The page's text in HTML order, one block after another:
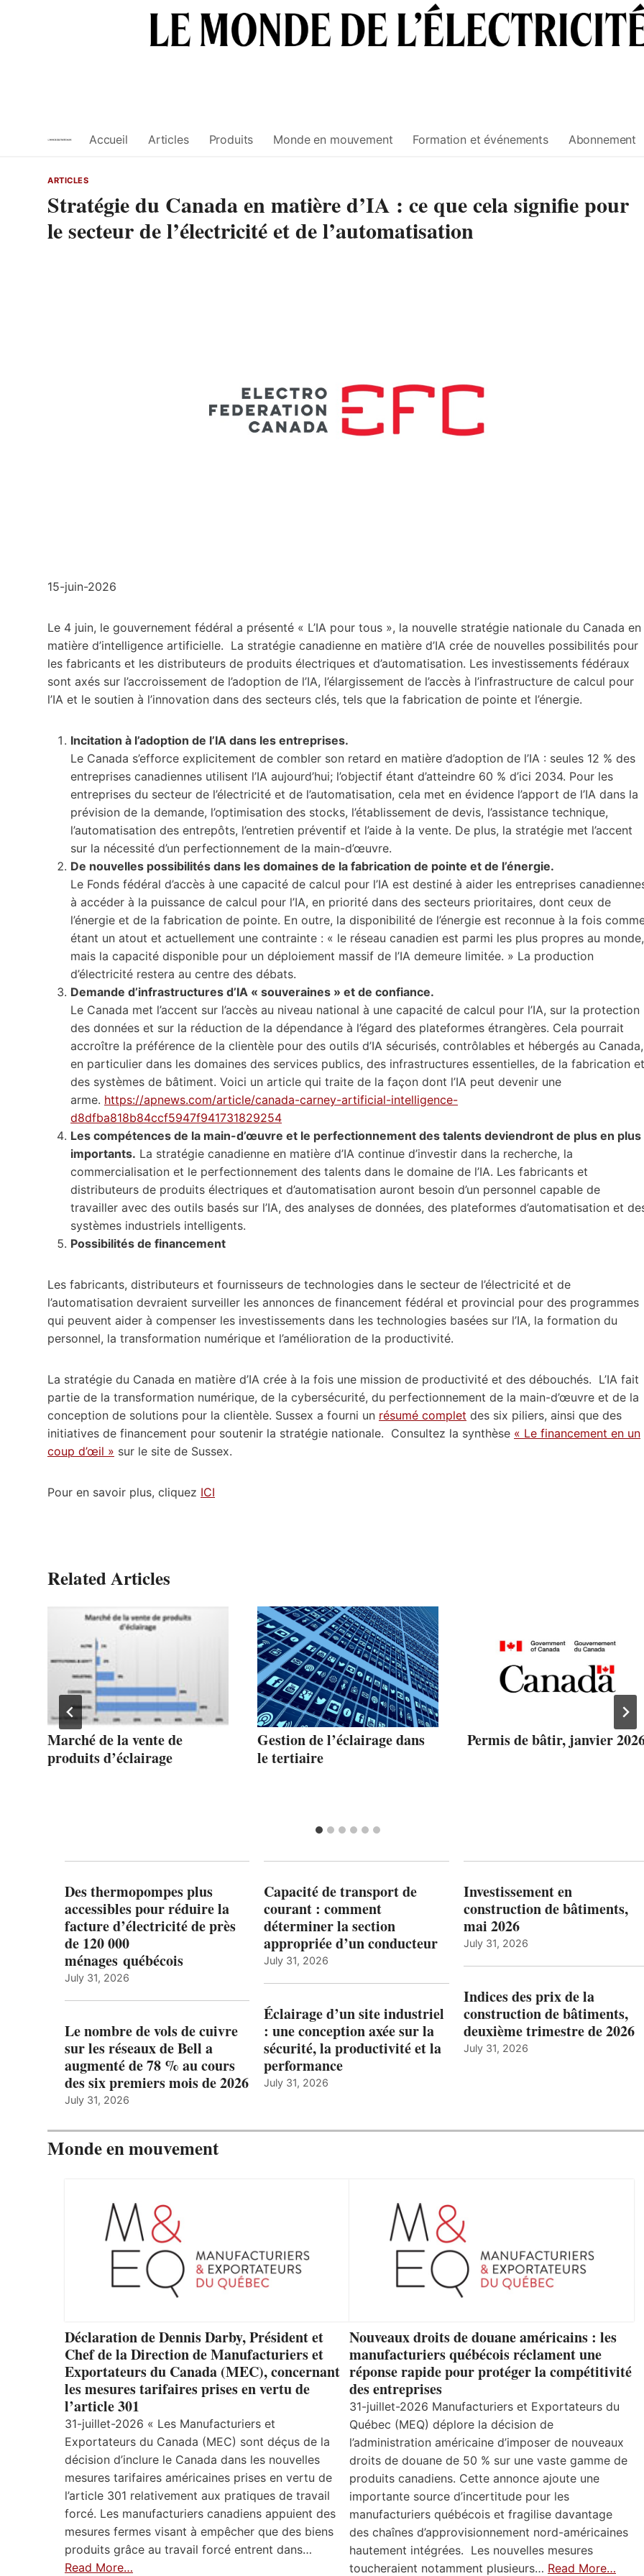
Accueil Articles Produits Monde en mouvement Formation et événements Abonnement
ARTICLES
Stratégie du Canada en matière d’IA : ce que cela signifie pour
le secteur de l’électricité et de l’automatisation
15-juin-2026
Le 4 juin, le gouvernement fédéral a présenté « L’IA pour tous », la nouvelle stratégie nationale du Canada en
matière d’intelligence artificielle. La stratégie canadienne en matière d’IA crée de nouvelles possibilités pour
les fabricants et les distributeurs de produits électriques et d’automatisation. Les investissements fédéraux
sont axés sur l’accroissement de l’adoption de l’IA, l’élargissement de l’accès à l’infrastructure de calcul pour
l’IA et le soutien à l’innovation dans des secteurs clés, tels que la fabrication de pointe et l’énergie.
Incitation à l’adoption de l’IA dans les entreprises.
Le Canada s’efforce explicitement de combler son retard en matière d’adoption de l’IA : seules 12 % des
entreprises canadiennes utilisent l’IA aujourd’hui; l’objectif étant d’atteindre 60 % d’ici 2034. Pour les
entreprises du secteur de l’électricité et de l’automatisation, cela met en évidence l’apport de l’IA dans la
prévision de la demande, l’optimisation des stocks, l’établissement de devis, l’assistance technique,
l’automatisation des entrepôts, l’entretien préventif et l’aide à la vente. De plus, la stratégie met l’accent
sur la nécessité d’un perfectionnement de la main-d’œuvre.
De nouvelles possibilités dans les domaines de la fabrication de pointe et de l’énergie.
Le Fonds fédéral d’accès à une capacité de calcul pour l’IA est destiné à aider les entreprises
à accéder à la puissance de calcul pour l’IA, en priorité dans des secteurs prioritaires, dont ceux de
l’énergie et de la fabrication de pointe. En outre, la disponibilité de l’énergie est reconnue à la fois
étant un atout et actuellement une contrainte : « le réseau canadien est parmi les plus propres au monde,
mais la capacité disponible pour un déploiement massif de l’IA demeure limitée. » La production
d’électricité restera au centre des débats.
Demande d’infrastructures d’IA « souveraines » et de confiance.
Le Canada met l’accent sur l’accès au niveau national à une capacité de calcul pour l’IA, sur la protection
des données et sur la réduction de la dépendance à l’égard des plateformes étrangères. Cela pourrait
accroître la préférence de la clientèle pour des outils d’IA sécurisés, contrôlables et hébergés au Canada,
en particulier dans les domaines des services publics, des infrastructures essentielles, de la fabrication et
des systèmes de bâtiment. Voici un article qui traite de la façon dont l’IA peut devenir une
arme. https://apnews.com/article/canada-carney-artificial-intelligence-
d8dfba818b84ccf5947f941731829254
Les compétences de la main-d’œuvre et le perfectionnement des talents deviendront de plus en plus
importants. La stratégie canadienne en matière d’IA continue d’investir dans la recherche, la
commercialisation et le perfectionnement des talents dans le domaine de l’IA. Les fabricants et
distributeurs de produits électriques et d’automatisation auront besoin d’un personnel capable de
travailler avec des outils basés sur l’IA, des analyses de données, des plateformes d’automatisation et
systèmes industriels intelligents.
Possibilités de financement
Les fabricants, distributeurs et fournisseurs de technologies dans le secteur de l’électricité et de
l’automatisation devraient surveiller les annonces de financement fédéral et provincial pour des programmes
qui peuvent aider à compenser les investissements dans les technologies basées sur l’IA, la formation du
personnel, la transformation numérique et l’amélioration de la productivité.
La stratégie du Canada en matière d’IA crée à la fois une mission de productivité et des débouchés. L’IA fait
partie de la transformation numérique, de la cybersécurité, du perfectionnement de la main-d’œuvre et de la
conception de solutions pour la clientèle. Sussex a fourni un résumé complet des six piliers, ainsi que des
initiatives de financement pour soutenir la stratégie nationale. Consultez la synthèse « Le financement en un
coup d’œil » sur le site de Sussex.
Pour en savoir plus, cliquez ICI
Related Articles
Marché de la vente de
produits d’éclairage
Gestion de l’éclairage dans
le tertiaire
Permis de bâtir, janvier
Des thermopompes plus
accessibles pour réduire la
facture d’électricité de près
de 120 000
ménages québécois
July 31, 2026
Le nombre de vols de cuivre
sur les réseaux de Bell a
augmenté de 78 % au cours
des six premiers mois de 2026
July 31, 2026
Capacité de transport de
courant : comment
déterminer la section
appropriée d’un conducteur
July 31, 2026
Éclairage d’un site industriel
: une conception axée sur la
sécurité, la productivité et la
performance
July 31, 2026
Investissement en
construction de bâtiments,
mai 2026
July 31, 2026
Indices des prix de la
construction de bâtiments,
deuxième trimestre de 2026
July 31, 2026
Monde en mouvement
Déclaration de Dennis Darby, Président et
Chef de la Direction de Manufacturiers et
Exportateurs du Canada (MEC), concernant
les mesures tarifaires prises en vertu de
l’article 301
31-juillet-2026 « Les Manufacturiers et
Exportateurs du Canada (MEC) sont déçus de la
décision d’inclure le Canada dans les nouvelles
mesures tarifaires américaines prises en vertu de
l’article 301 relativement aux pratiques de travail
forcé. Les manufacturiers canadiens appuient des
mesures fermes visant à empêcher que des biens
produits grâce au travail forcé entrent dans…
Read More…
Nouveaux droits de douane américains : les
manufacturiers québécois réclament une
réponse rapide pour protéger la compétitivité
des entreprises
31-juillet-2026 Manufacturiers et Exportateurs du
Québec (MEQ) déplore la décision de
l’administration américaine d’imposer de nouveaux
droits de douane de 50 % sur une vaste gamme de
produits canadiens. Cette annonce ajoute une
importante source d’incertitude pour les
manufacturiers québécois et fragilise davantage
des chaînes d’approvisionnement nord-américaines
hautement intégrées. Les nouvelles mesures
toucheraient notamment plusieurs… Read More…